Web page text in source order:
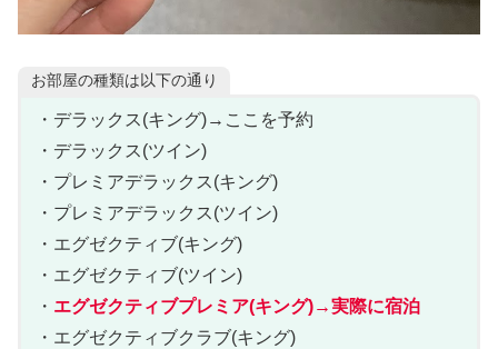
お部屋の種類は以下の通り
・デラックス(キング)→ここを予約
・デラックス(ツイン)
・プレミアデラックス(キング)
・プレミアデラックス(ツイン)
・エグゼクティブ(キング)
・エグゼクティブ(ツイン)
・ エグゼクティブプレミア(キング)→実際に宿泊
・エグゼクティブクラブ(キング)